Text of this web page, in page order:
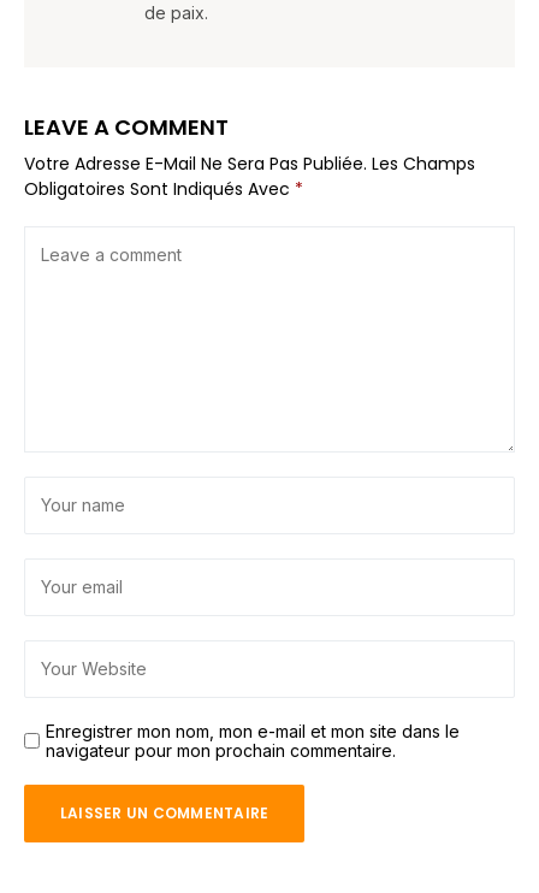
de paix.
LEAVE A COMMENT
Votre Adresse E-Mail Ne Sera Pas Publiée. Les Champs
Obligatoires Sont Indiqués Avec *
Enregistrer mon nom, mon e-mail et mon site dans le
navigateur pour mon prochain commentaire.